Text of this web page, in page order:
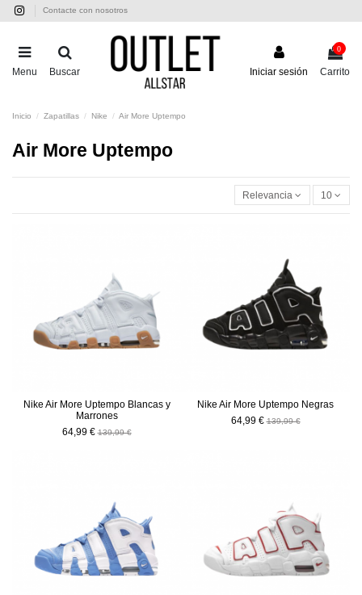
Contacte con nosotros
Menu Buscar Iniciar sesión
0
Carrito
Inicio Zapatillas Nike Air More Uptempo
Air More Uptempo
Relevancia 10
Nike Air More Uptempo Blancas y
Marrones
64,99 € 139,99 €
Nike Air More Uptempo Negras
64,99 € 139,99 €